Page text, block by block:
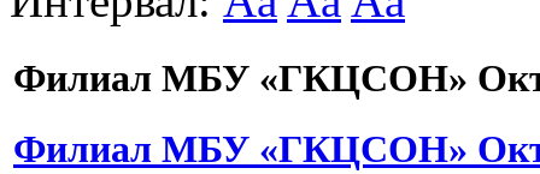
Филиал МБУ «ГКЦСОН»
Филиал МБУ «ГКЦСОН»